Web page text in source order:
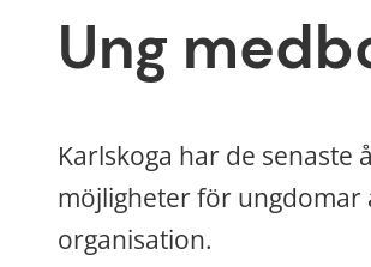
Ung
Karlskoga har de senaste
möjligheter för
organisation.